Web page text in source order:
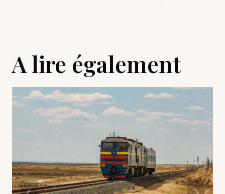
A lire également